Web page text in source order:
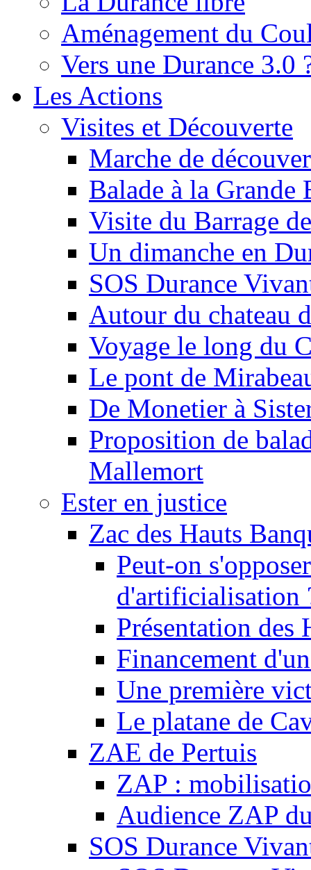
Aménagement du
Vers une Durance 3.0
Les Actions
Visites et Découverte
Marche de
Balade à la Grande
Visite du Barrage
Un dimanche en
SOS Durance
Autour du chateau
Voyage le long du
Le pont de
De Monetier à
Proposition de
Mallemort
Ester en justice
Zac des Hauts
Peut-on
d'artificialisation
Présentation des
Financement
Une première
Le platane de
ZAE de Pertuis
ZAP :
Audience ZAP
SOS Durance